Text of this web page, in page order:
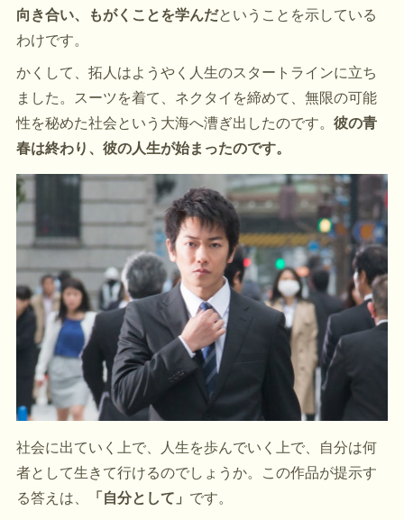
向き合い、もがくことを学んだということを示している
わけです。
かくして、拓人はようやく人生のスタートラインに立ち
ました。スーツを着て、ネクタイを締めて、無限の可能
性を秘めた社会という大海へ漕ぎ出したのです。彼の青
春は終わり、彼の人生が始まったのです。
社会に出ていく上で、人生を歩んでいく上で、自分は何
者として生きて行けるのでしょうか。この作品が提示す
る答えは、
「自分として」 です。